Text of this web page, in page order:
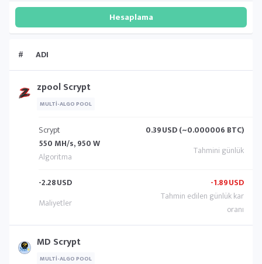
# ADI
zpool Scrypt
MULTI-ALGO POOL
Scrypt
550 MH/s, 950 W
0.39USD (~0.000006 BTC)
-2.28USD -1.89USD
MD Scrypt
MULTI-ALGO POOL